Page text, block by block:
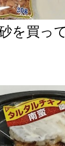
を買って